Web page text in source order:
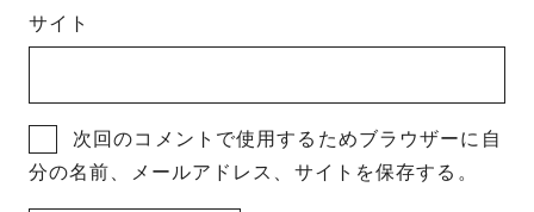
サイト
次回のコメントで使用するためブラウザーに自
分の名前、メールアドレス、サイトを保存する。